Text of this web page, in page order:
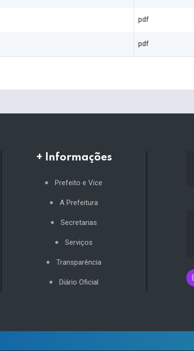
pdf
pdf
+ Informações
Prefeito e Vice
A Prefeitura
Secretarias
Serviços
Transparência
Diário Oficial